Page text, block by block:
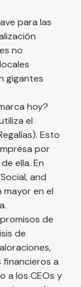
para las
no
gigantes
hoy?
el
Esto
por
ella. En
and
en el
de
de
a
a los CEOs y